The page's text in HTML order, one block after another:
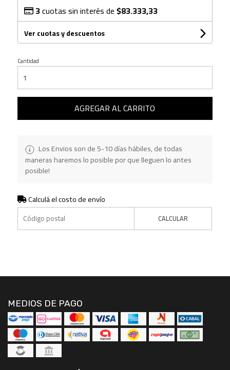
3cuotas sin interés de$83.333,33
Ver cuotas y descuentos
Cantidad
AGREGAR AL CARRITO
Los Envios son de 5-10 días hábiles, de todas
maneras haremos lo posible por que lleguen lo antes
posible!
Calculá el costo de envío
CALCULAR
MEDIOS DE PAGO